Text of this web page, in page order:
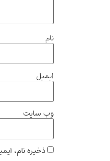
نام
ایمیل
وب‌ سایت
ذخیره نام،